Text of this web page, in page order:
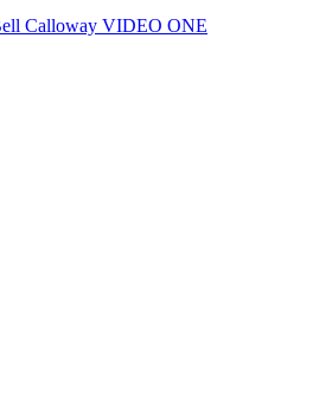
Calloway VIDEO ONE